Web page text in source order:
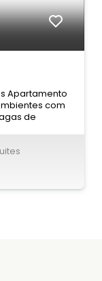
Apartamento
com
de
salão de
próximo ao